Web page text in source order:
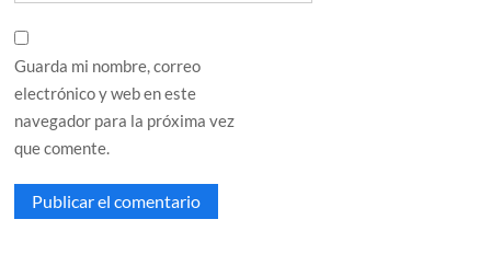
Guarda mi nombre, correo
electrónico y web en este
navegador para la próxima vez
que comente.